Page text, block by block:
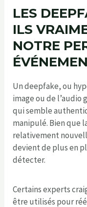
LES
ILS
NOTRE
Un deepfake, ou
image ou de
qui semble
manipulé. Bien que
relativement
devient de plus en
détecter.
Certains experts
être utilisés pour